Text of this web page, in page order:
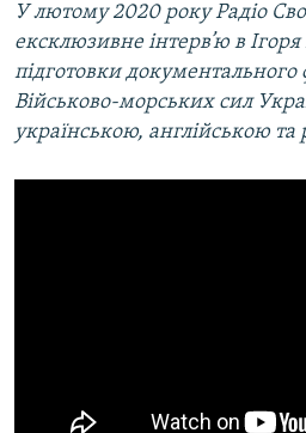
У лютому 2020 року Радіо
ексклюзивне інтерв’ю в
підготовки документального
Військово-морських сил
українською, англійською